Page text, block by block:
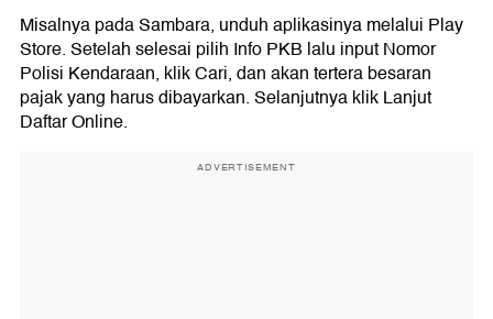
Misalnya pada Sambara, unduh aplikasinya melalui Play
Store. Setelah selesai pilih Info PKB lalu input Nomor
Polisi Kendaraan, klik Cari, dan akan tertera besaran
pajak yang harus dibayarkan. Selanjutnya klik Lanjut
Daftar Online.
ADVERTISEMENT